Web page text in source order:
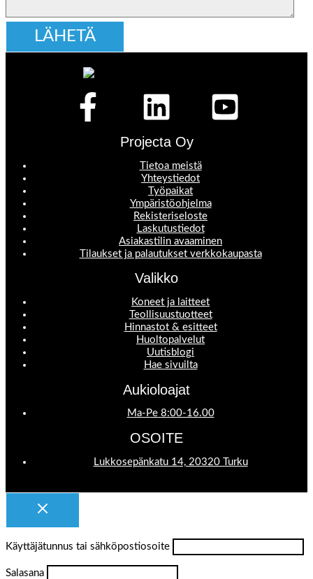
Projecta Oy
Tietoa meistä
Yhteystiedot
Työpaikat
Ympäristöohjelma
Rekisteriseloste
Laskutustiedot
Asiakastilin avaaminen
Tilaukset ja palautukset verkkokaupasta
Valikko
Koneet ja laitteet
Teollisuustuotteet
Hinnastot & esitteet
Huoltopalvelut
Uutisblogi
Hae sivuilta
Aukioloajat
Ma-Pe 8:00-16.00
OSOITE
Lukkosepänkatu 14, 20320 Turku
Käyttäjätunnus tai sähköpostiosoite
Salasana